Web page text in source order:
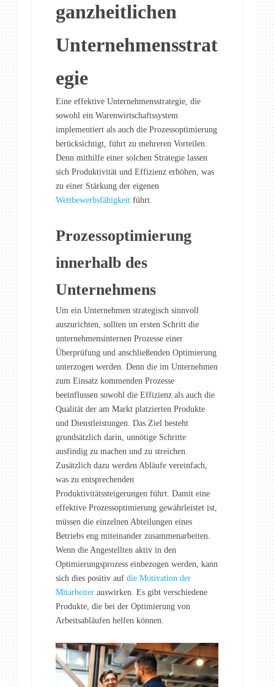
ganzheitlichen
Unternehmensstrat
egie
Eine effektive Unternehmensstrategie, die
sowohl ein Warenwirtschaftssystem
implementiert als auch die Prozessoptimierung
berücksichtigt, führt zu mehreren Vorteilen.
Denn mithilfe einer solchen Strategie lassen
sich Produktivität und Effizienz erhöhen, was
zu einer Stärkung der eigenen
Wettbewerbsfähigkeit führt.
Prozessoptimierung
innerhalb des
Unternehmens
Um ein Unternehmen strategisch sinnvoll
auszurichten, sollten im ersten Schritt die
unternehmensinternen Prozesse einer
Überprüfung und anschließenden Optimierung
unterzogen werden. Denn die im Unternehmen
zum Einsatz kommenden Prozesse
beeinflussen sowohl die Effizienz als auch die
Qualität der am Markt platzierten Produkte
und Dienstleistungen. Das Ziel besteht
grundsätzlich darin, unnötige Schritte
ausfindig zu machen und zu streichen.
Zusätzlich dazu werden Abläufe vereinfach,
was zu entsprechenden
Produktivitätssteigerungen führt. Damit eine
effektive Prozessoptimierung gewährleistet ist,
müssen die einzelnen Abteilungen eines
Betriebs eng miteinander zusammenarbeiten.
Wenn die Angestellten aktiv in den
Optimierungsprozess einbezogen werden, kann
sich dies positiv auf die Motivation der
Mitarbeiter auswirken. Es gibt verschiedene
Produkte, die bei der Optimierung von
Arbeitsabläufen helfen können.